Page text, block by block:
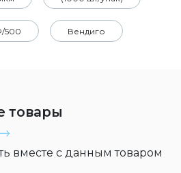
500 Вендиго
товары
вместе с данным товаром